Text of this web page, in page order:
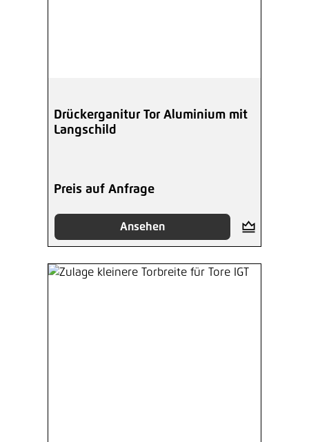
Drückerganitur Tor Aluminium mit
Langschild
Preis auf Anfrage
Ansehen